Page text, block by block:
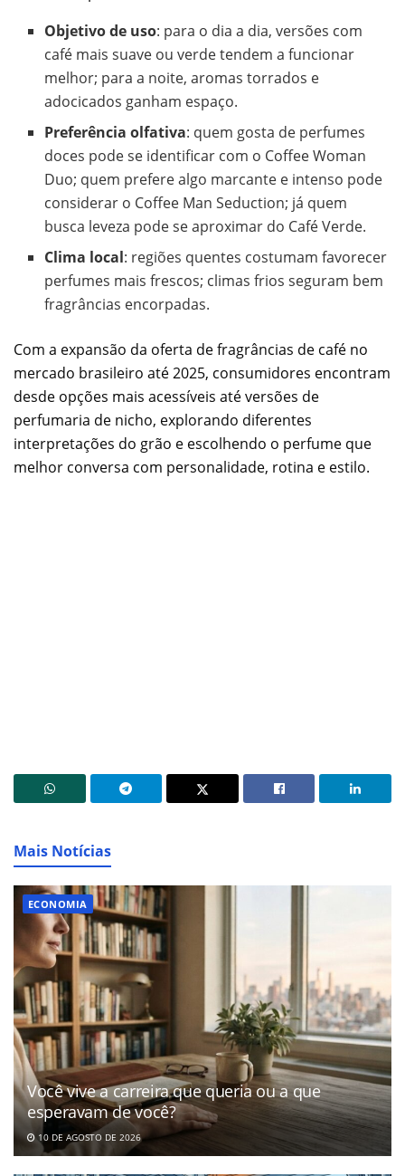
Objetivo de uso: para o dia a dia, versões com
café mais suave ou verde tendem a funcionar
melhor; para a noite, aromas torrados e
adocicados ganham espaço.
Preferência olfativa: quem gosta de perfumes
doces pode se identificar com o Coffee Woman
Duo; quem prefere algo marcante e intenso pode
considerar o Coffee Man Seduction; já quem
busca leveza pode se aproximar do Café Verde.
Clima local: regiões quentes costumam favorecer
perfumes mais frescos; climas frios seguram bem
fragrâncias encorpadas.
Com a expansão da oferta de fragrâncias de café no
mercado brasileiro até 2025, consumidores encontram
desde opções mais acessíveis até versões de
perfumaria de nicho, explorando diferentes
interpretações do grão e escolhendo o perfume que
melhor conversa com personalidade, rotina e estilo.
Mais Notícias
ECONOMIA
Você vive a carreira que queria ou a que
esperavam de você?
10 DE AGOSTO DE 2026